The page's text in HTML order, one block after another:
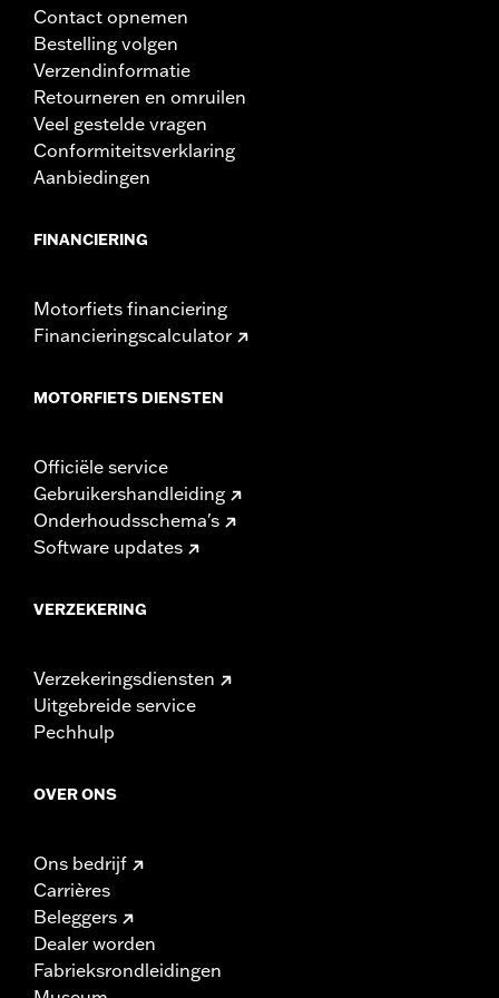
Contact opnemen
Bestelling volgen
Verzendinformatie
Retourneren en omruilen
Veel gestelde vragen
Conformiteitsverklaring
Aanbiedingen
FINANCIERING
Motorfiets financiering
Financieringscalculator
MOTORFIETS DIENSTEN
Officiële service
Gebruikershandleiding
Onderhoudsschema's
Software updates
VERZEKERING
Verzekeringsdiensten
Uitgebreide service
Pechhulp
OVER ONS
Ons bedrijf
Carrières
Beleggers
Dealer worden
Fabrieksrondleidingen